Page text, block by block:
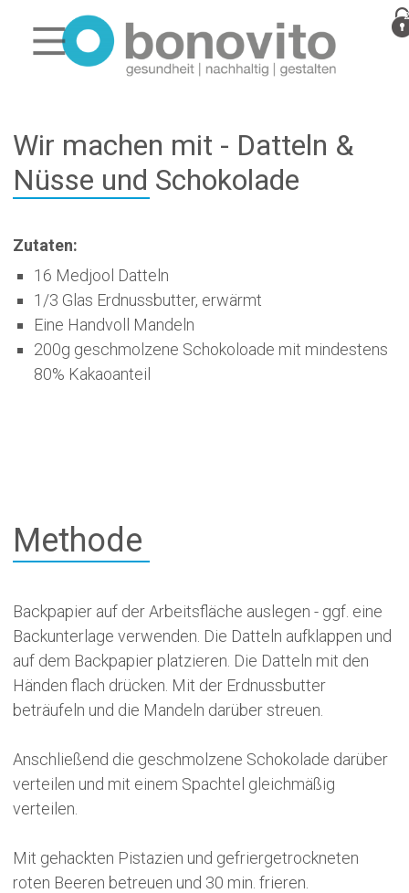
Wir machen mit - Datteln &
Nüsse und Schokolade
Zutaten:
16 Medjool Datteln
1/3 Glas Erdnussbutter, erwärmt
Eine Handvoll Mandeln
200g geschmolzene Schokoloade mit mindestens
80% Kakaoanteil
Methode
Backpapier auf der Arbeitsfläche auslegen - ggf. eine
Backunterlage verwenden. Die Datteln aufklappen und
auf dem Backpapier platzieren. Die Datteln mit den
Händen flach drücken. Mit der Erdnussbutter
beträufeln und die Mandeln darüber streuen.
Anschließend die geschmolzene Schokolade darüber
verteilen und mit einem Spachtel gleichmäßig
verteilen.
Mit gehackten Pistazien und gefriergetrockneten
roten Beeren betreuen und 30 min. frieren.